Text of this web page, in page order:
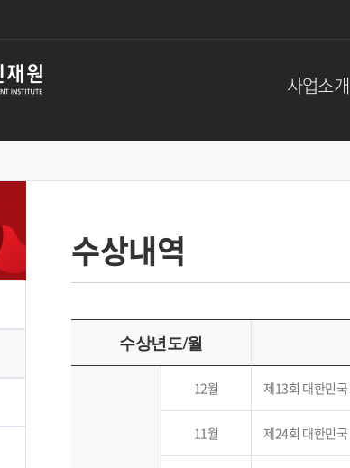
사업소개
수상내역
수상년도/월
12월 제13회 대한민
11월 제24회 대한민